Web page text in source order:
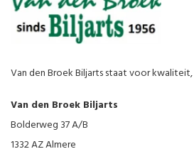
Van den Broek Biljarts staat voor kwaliteit,
Van den Broek Biljarts
Bolderweg 37 A/B
1332 AZ Almere